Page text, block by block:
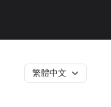
繁體中文